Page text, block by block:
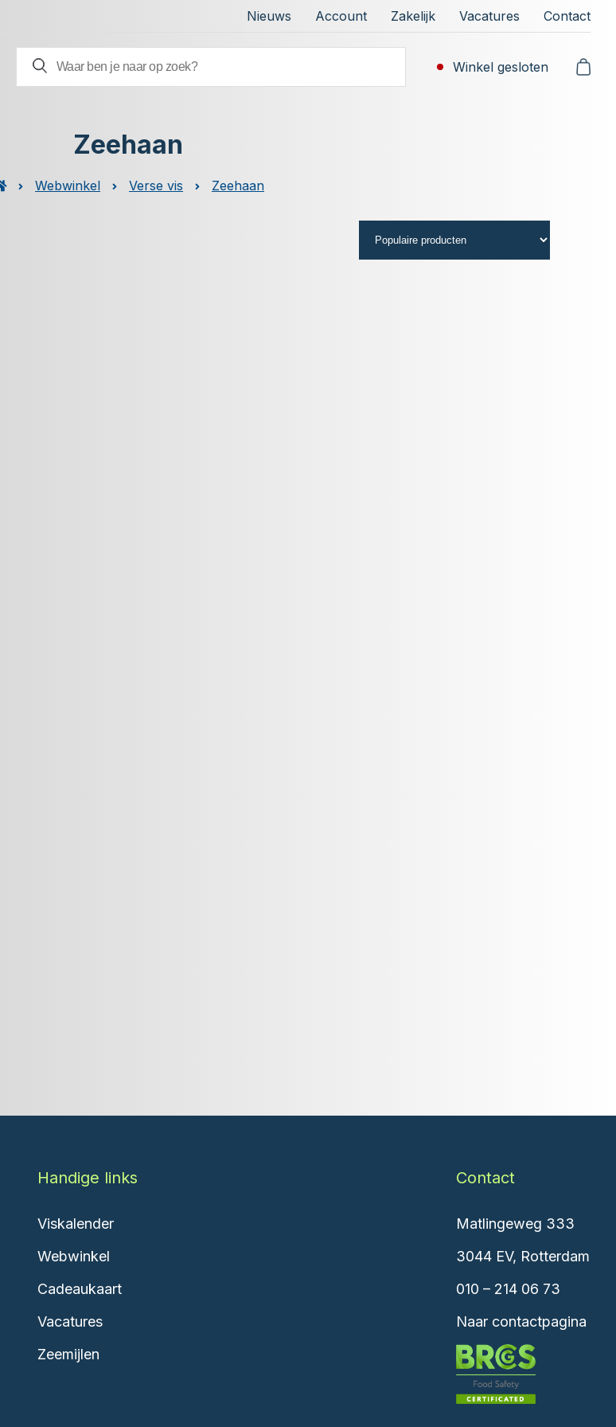
Nieuws Account Zakelijk Vacatures Contact
Winkel gesloten
Zeehaan
Webwinkel Verse vis Zeehaan
Handige links
Viskalender
Webwinkel
Cadeaukaart
Vacatures
Zeemijlen
Contact
Matlingeweg 333
3044 EV, Rotterdam
010 – 214 06 73
Naar contactpagina